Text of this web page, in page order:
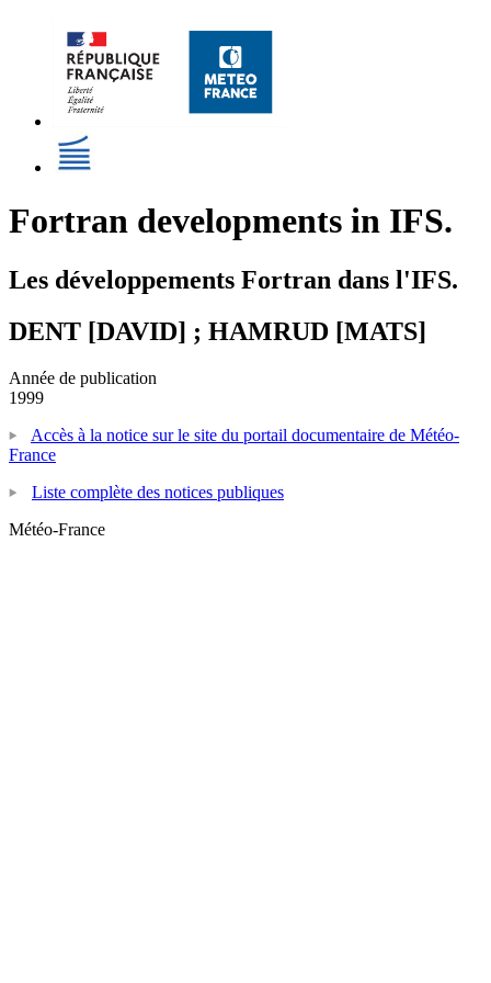
Fortran developments in IFS.
Les développements Fortran dans l'IFS.
DENT [DAVID] ; HAMRUD [MATS]
Année de publication
1999
Accès à la notice sur le site du portail documentaire de Météo-
France
Liste complète des notices publiques
Météo-France